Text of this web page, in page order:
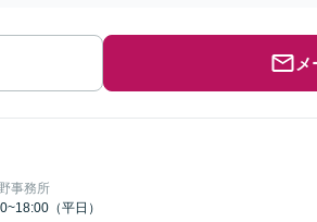
事務所
（平日）